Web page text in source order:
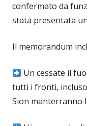
confermato da
stata presentata
Il memorandum
Un cessate il
tutti i fronti,
Sion manterranno